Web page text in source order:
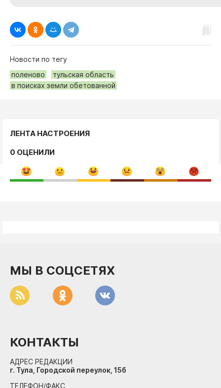
Новости по тегу
поленово
тульская область
в поисках земли обетованной
ЛЕНТА НАСТРОЕНИЯ
0 ОЦЕНИЛИ
МЫ В СОЦСЕТЯХ
КОНТАКТЫ
АДРЕС РЕДАКЦИИ
г. Тула, Городской переулок, 15б
ТЕЛЕФОН/ФАКС